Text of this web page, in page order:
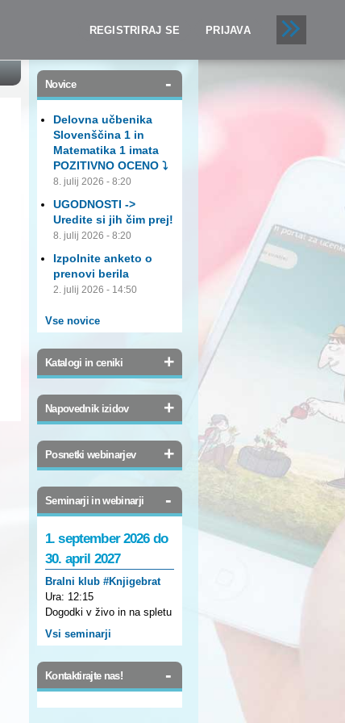
REGISTRIRAJ SE
PRIJAVA
Novice -
Delovna učbenika
Slovenščina 1 in
Matematika 1 imata
POZITIVNO OCENO ⤵️
8. julij 2026 - 8:20
UGODNOSTI ->
Uredite si jih čim prej!
8. julij 2026 - 8:20
Izpolnite anketo o
prenovi berila
2. julij 2026 - 14:50
Vse novice
Katalogi in ceniki +
Napovednik izidov +
Posnetki webinarjev +
Seminarji in webinarji -
1. september 2026 do
30. april 2027
Bralni klub #Knjigebrat
Ura: 12:15
Dogodki v živo in na spletu
Vsi seminarji
Kontaktirajte nas! -